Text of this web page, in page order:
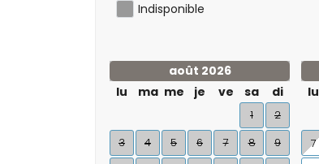
Indisponible
août 2026
lu
ma me je ve sa di
1
2
3
4 5 6 7 8
9
lu
7